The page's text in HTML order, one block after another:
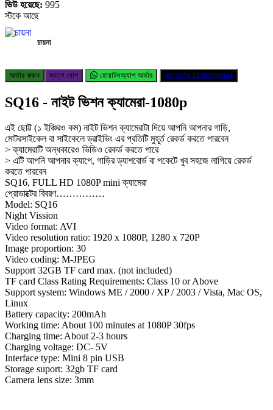
ভিউ হয়েছে: 995
স্টকে আছে
চায়না
অর্ডার করুন ব্যাগে যোগ হোয়াটসঅ্যাপ অর্ডার কল অর্ডার 01300550444
SQ16 - নাইট ভিশন ক্যামেরা-1080p
এই ছোট্ট (১ ইঞ্চিরও কম) নাইট ভিশন ক্যামেরাটা দিয়ে আপনি আপনার গাড়ি,
মোটরসাইকেল বা সাইকেলে ড্রাইভিং এর প্রতিটি মুহূর্ত রেকর্ড করতে পারবেন
> ক্যামেরাটি অন্ধকারেও ভিডিও রেকর্ড করতে পারে
> এটি আপনি আপনার ক্যাপে, গাড়ির ড্যাশবোর্ড বা পকেটে খুব সহজে লাগিয়ে রেকর্ড
করতে পারবেন
SQ16, FULL HD 1080P mini ক্যামেরা
প্রোডাক্টের বিবরণ……………
Model: SQ16
Night Vission
Video format: AVI
Video resolution ratio: 1920 x 1080P, 1280 x 720P
Image proportion: 30
Video coding: M-JPEG
Support 32GB TF card max. (not included)
TF card Class Rating Requirements: Class 10 or Above
Support system: Windows ME / 2000 / XP / 2003 / Vista, Mac OS,
Linux
Battery capacity: 200mAh
Working time: About 100 minutes at 1080P 30fps
Charging time: About 2-3 hours
Charging voltage: DC- 5V
Interface type: Mini 8 pin USB
Storage suport: 32gb TF card
Camera lens size: 3mm